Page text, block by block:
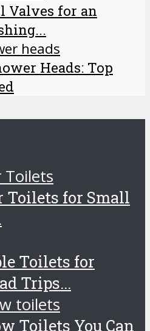
Valves for an
Heads: Top
Toilets for Small
Toilets for
Trips...
Toilets You Can